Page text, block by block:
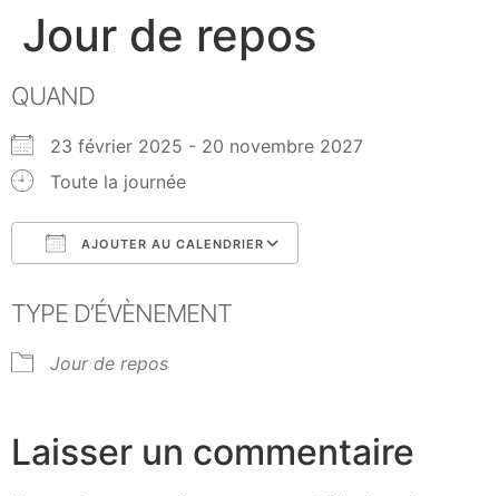
Jour de repos
QUAND
23 février 2025 - 20 novembre 2027
Toute la journée
AJOUTER AU CALENDRIER
TYPE D’ÉVÈNEMENT
Jour de repos
Laisser un commentaire